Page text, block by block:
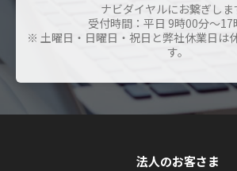
ナビダイヤルにお繋ぎしま
受付時間：平日 9時00分～17
※ 土曜日・日曜日・祝日と弊社休業日は
す。
法人のお客さま